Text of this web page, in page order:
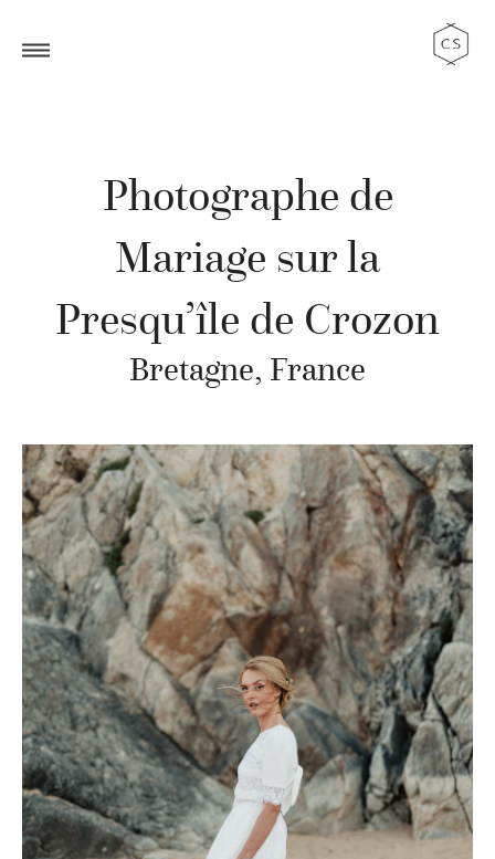
Photographe de
Mariage sur la
Presqu’île de Crozon
Bretagne, France